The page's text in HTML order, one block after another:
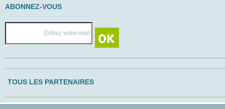
ABONNEZ-VOUS
TOUS LES PARTENAIRES